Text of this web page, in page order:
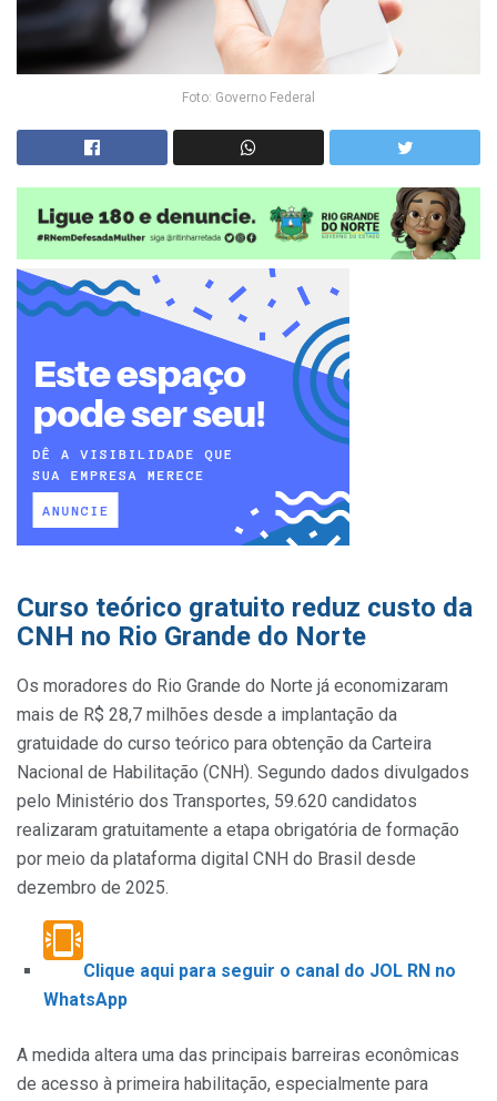
Foto: Governo Federal
Curso teórico gratuito reduz custo da
CNH no Rio Grande do Norte
Os moradores do Rio Grande do Norte já economizaram
mais de R$ 28,7 milhões desde a implantação da
gratuidade do curso teórico para obtenção da Carteira
Nacional de Habilitação (CNH). Segundo dados divulgados
pelo Ministério dos Transportes, 59.620 candidatos
realizaram gratuitamente a etapa obrigatória de formação
por meio da plataforma digital CNH do Brasil desde
dezembro de 2025.
Clique aqui para seguir o canal do JOL RN no
WhatsApp
A medida altera uma das principais barreiras econômicas
de acesso à primeira habilitação, especialmente para